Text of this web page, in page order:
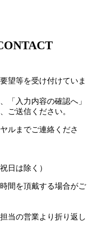
望等を受け付けていま
「入力内容の確認へ」
ご送信ください。
ルまでご連絡くださ
日は除く）
間を頂戴する場合がご
当の営業より折り返し